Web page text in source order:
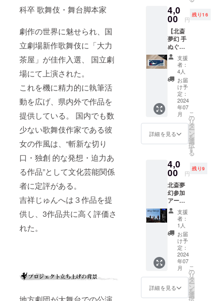
科卒 歌舞伎・舞台脚本家
劇作の世界に魅せられ、国
立劇場新作歌舞伎に「大力
茶屋」が佳作入選、 国立劇
場にて上演された。
これを機に精力的に執筆活
動を広げ、県内外で作品を
提供している。 国内でも数
少ない歌舞伎作家である彼
女の作風は、“斬新な切り
口・独創 的な発想・迫力あ
る作品”として文化芸能関係
者に定評がある。
吉祥じゅんへは３作品を提
供し、3作品共に高く評価さ
れた。
お送り
します
ので、
イベン
ト当日
劇場で
チケッ
トのお
渡しと
なりま
す。確
認メー
ルを忘
れずに
ご持参
くださ
い。 ★
クラウ
ドファ
ング特
典とし
ての非
売品ポ
スト
カード
は劇場
でお渡
ししま
す
順に希
望のお
席へと
振充て
ていき
ます。
希望の
お席が
取れな
い場合
もござ
います
ので、
備考欄
に第三
でご記
入くだ
◆指定
席券の
受付
は、毎
日更新
してい
きま
す。受
付時間
の締切
は毎日9
時とな
りま
す。 (以
降の時
間にお
申し込
みの方
は、翌
送りし
ますの
で、選
択画面
よりお
選びく
ださ
い。 ◆
サイズ
◆
182mm
×257m
m(B5サ
イズ) ※
劇場販
売は致
しませ
ディン
グ特典
として
の非売
品ポス
トカー
ドは脚
本に同
梱して
お届け
いたし
ます
ギュッ
と詰
まった
特製
フォト
ブック
です。
稽古は
もちろ
ん、衣
装や造
形、特
殊部門
の裏側
まで、
企画開
始から
写真で
綴った
144ペー
ジ! 豪華
で美し
い一冊
となっ
ていま
す。 ◆
サイズ
148mm
×210m
m(A5) ※
公演終
了後の
製作と
4,0
00 円
残り16
【北斎
夢幻 手
ぬぐ
い】 彼
岸花＋
富士＋
波をモ
チーフ
にした
お洒落
な手ぬ
ぐいが
初登
場！タ
ペスト
リー風
ても素
敵で
す。 ◆
サイズ
◆
340mm
×900m
ラウド
ファン
ディン
グ特典
として
の非売
品ポス
トカー
ドは手
支援
者：
4人
お届
け予
定：
2024
年07
月
詳細を見る
こ
の
リ
タ
ー
ン
を
選
択
す
る
4,0
00 円
残り9
北斎夢
幻参加
アー
ティス
トから
の特別
なリ
ターン
クラウ
ドファ
ンディ
ング限
定 【グ
ループ
シア
支援
者：
1人
お届
け予
定：
2024
年07
月
詳細を見る
こ
の
リ
タ
ー
ン
を
選
択